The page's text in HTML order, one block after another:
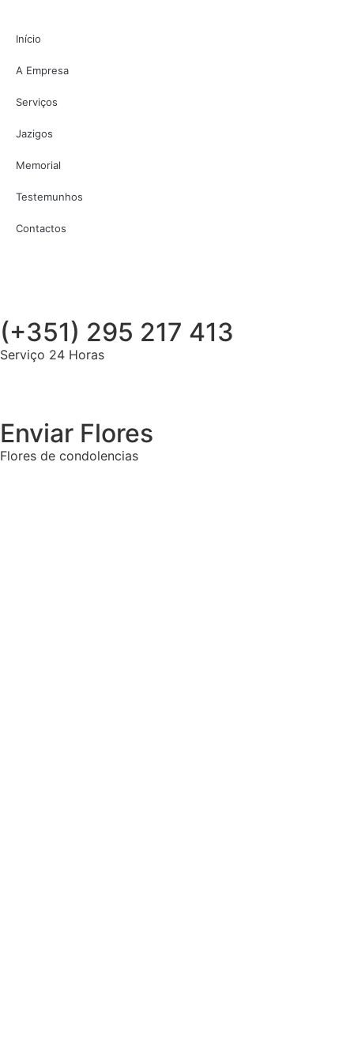
Início
A Empresa
Serviços
Jazigos
Memorial
Testemunhos
Contactos
(+351) 295 217 413
Serviço 24 Horas
Enviar Flores
Flores de condolencias